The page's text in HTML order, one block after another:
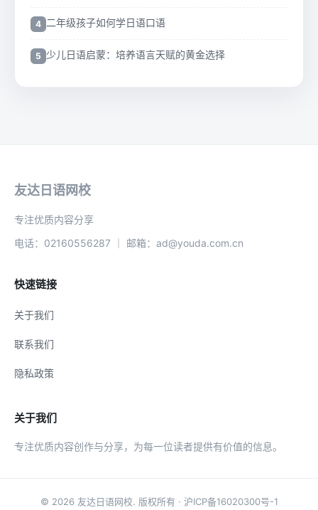
二年级孩子如何学日语口语
少儿日语启蒙：培养语言天赋的黄金选择
友达日语网校
专注优质内容分享
电话：02160556287 ｜ 邮箱：ad@youda.com.cn
快速链接
关于我们
联系我们
隐私政策
关于我们
专注优质内容创作与分享，为每一位读者提供有价值的信息。
© 2026 友达日语网校. 版权所有 · 沪ICP备16020300号-1